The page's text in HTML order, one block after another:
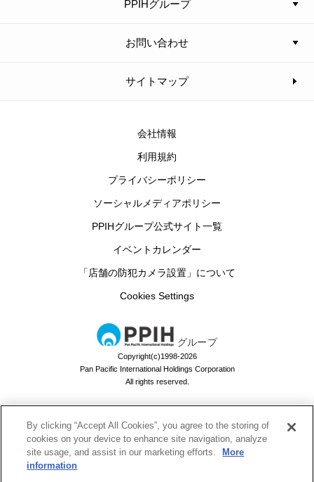
PPIHグループ
お問い合わせ
サイトマップ
会社情報
利用規約
プライバシーポリシー
ソーシャルメディアポリシー
PPIHグループ公式サイト一覧
イベントカレンダー
「店舗の防犯カメラ設置」について
Cookies Settings
グループ
Copyright(c)1998-2026
Pan Pacific International Holdings Corporation
All rights reserved.
By clicking “Accept All Cookies”, you agree to the storing of
cookies on your device to enhance site navigation, analyze
site usage, and assist in our marketing efforts.
More
information
ドン・キホーテのお買い物アプリ
ドンキでお買い物するなら必須！